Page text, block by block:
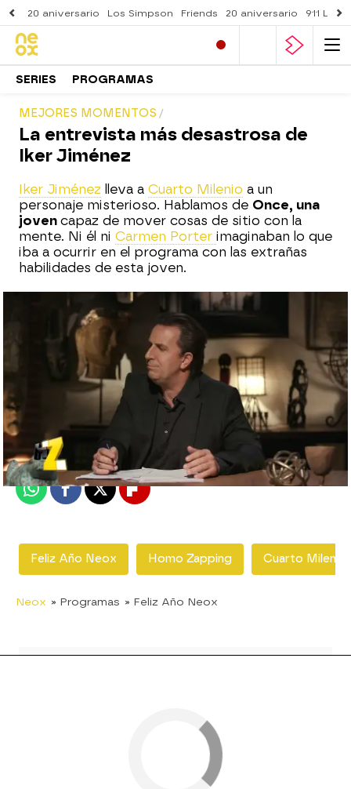
20 aniversario Los Simpson Friends 20 aniversario 911
SERIES PROGRAMAS
MEJORES MOMENTOS
La entrevista más desastrosa de
Iker Jiménez
Iker Jiménez lleva a Cuarto Milenio a un
personaje misterioso. Hablamos de Once, una
joven capaz de mover cosas de sitio con la
mente. Ni él ni Carmen Porter imaginaban lo que
iba a ocurrir en el programa con las extrañas
habilidades de esta joven.
Madrid
Publicado: 30 de diciembre de 2018, 23:21
WhatsappFacebook
X Flipboard
Feliz Año Neox Homo Zapping Cuarto Milenio
Neox » Programas » Feliz Año Neox